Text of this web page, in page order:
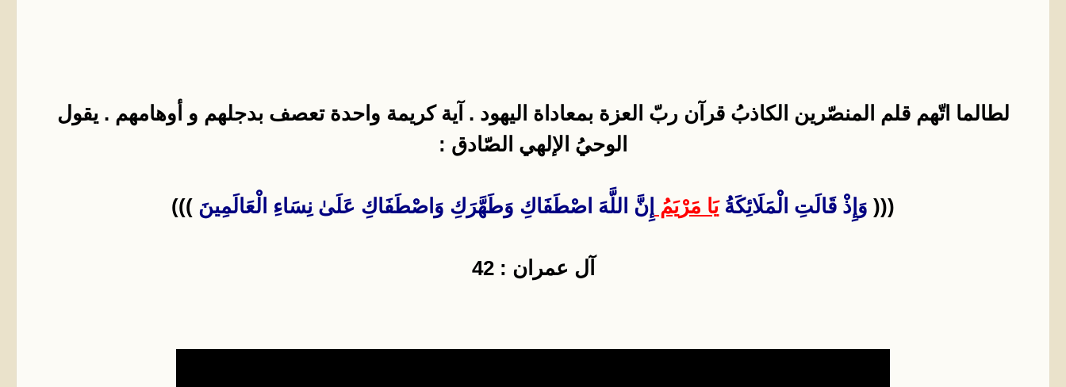
لطالما اتّهم قلم المنصّرين الكاذبُ قرآن ربّ العزة بمعاداة اليهود . آية كريمة واحدة تعصف بدجلهم و أوهامهم . يقول
الوحيُ الإلهي الصّادق :
((( وَإِذْ قَالَتِ الْمَلَائِكَةُيَا مَرْيَمُ إِنَّ اللَّهَ اصْطَفَاكِ وَطَهَّرَكِ وَاصْطَفَاكِ عَلَىٰ نِسَاءِ الْعَالَمِينَ )))
آل عمران : 42